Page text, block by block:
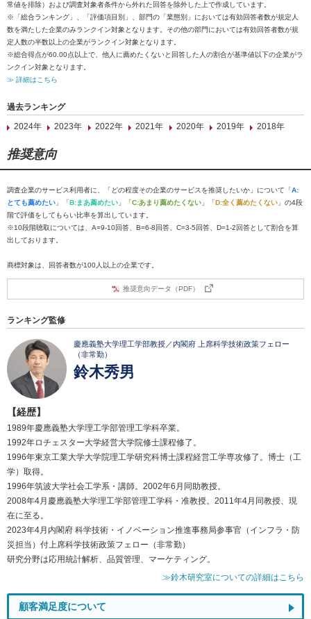
常値を排除）および調査対象者条件から外れた回答を除外した上で作成しています。
※「総合ランキング」、「評価項目別」、部門の「業態別」においては有効回答者数が規定人
数を満たした企業のみランクイン対象となります。その他の部門においては有効回答者数が規
定人数の半数以上の企業がランクイン対象となります。
※総合得点が60.00点以上で、他人に薦めたくないと回答した人の割合が基準値以下の企業がラ
ンクイン対象となります。
≫ 詳細はこちら
過去ランキング
2024年
2023年 2022年 2021年 2020年 2019年 2018年
推奨意向
調査企業のサービス利用者に、「どの程度その企業のサービスを推奨したいか」について「A:
とても薦めたい 」「B:まあ薦めたい 」「C:あまり薦めたくない 」「D:全く薦めたくない 」の4段
階で評価をしてもらい比率を算出しています。
※10段階聴取については、A=9-10回答、B=6-8回答、C=3-5回答、D=1-2回答として割合を算
出しております。
商標対象は、回答者数が100人以上の企業です。
推奨意向データ（PDF）
ランキング監修
慶應義塾大学理工学部教授／内閣府 上席科学技術政策フェロー
（非常勤）
鈴木秀男
【経歴】
1989年慶應義塾大学理工学部管理工学科卒業。
1992年ロチェスター大学経営大学院修士課程修了。
1996年東京工業大学大学院理工学研究科博士課程経営工学専攻修了。博士（工
学）取得。
1996年筑波大学社会工学系・講師。2002年6月同助教授。
2008年4月慶應義塾大学理工学部管理工学科・准教授。2011年4月同教授、現
在に至る。
2023年4月内閣府 科学技術・イノベーション推進事務局参事官（インフラ・防
災担当）付上席科学技術政策フェロー（非常勤）
研究分野は応用統計解析、品質管理、マーケティング。
≫鈴木研究室についての詳細はこちら
顧客満足度について